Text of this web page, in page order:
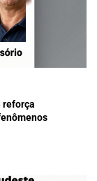
reforça